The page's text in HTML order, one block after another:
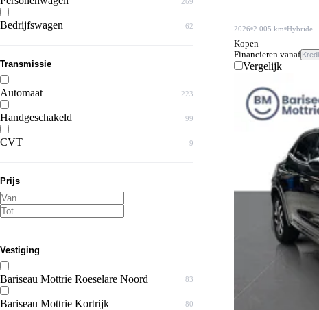
Bedrijfswagen 62
Transmissie
Automaat 223
Handgeschakeld 99
CVT 9
Prijs
Vestiging
Bariseau Mottrie Roeselare Noord 83
Bariseau Mottrie Kortrijk 80
2026 2.005 km Hybride
Kopen
Financieren vanaf
Vergelijk